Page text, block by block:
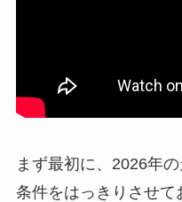
まず最初に、2026年
条件をはっきりさせて